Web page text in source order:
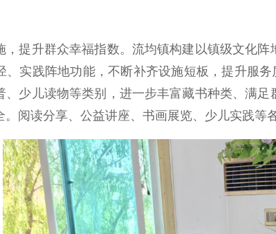
升群众幸福指数。流均镇构建以镇级文化阵
、实践阵地功能，不断补齐设施短板，提升服
、少儿读物等类别，进一步丰富藏书种类、满
。阅读分享、公益讲座、书画展览、少儿实践等